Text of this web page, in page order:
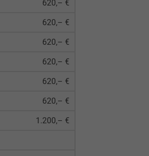
620,– €
620,– €
620,– €
620,– €
620,– €
620,– €
1.200,– €